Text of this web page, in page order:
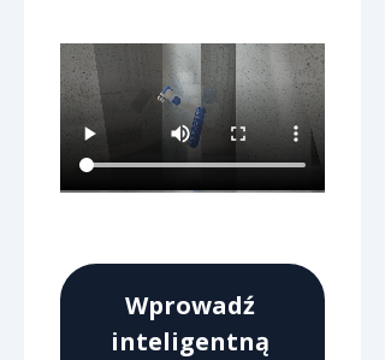
Wprowadź
inteligentną